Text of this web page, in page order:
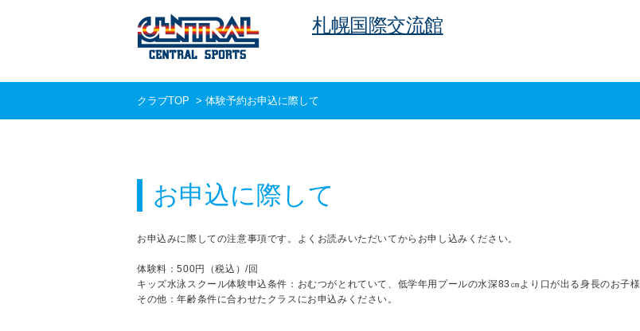
札幌国際交流館
クラブTOP > 体験予約お申込に際して
お申込に際して
お申込みに際しての注意事項です。よくお読みいただいてからお申し込みください。
体験料：500円（税込）/回
キッズ水泳スクール体験申込条件：おむつがとれていて、低学年用プールの水深83㎝より口が出る身長のお子様
その他：年齢条件に合わせたクラスにお申込みください。